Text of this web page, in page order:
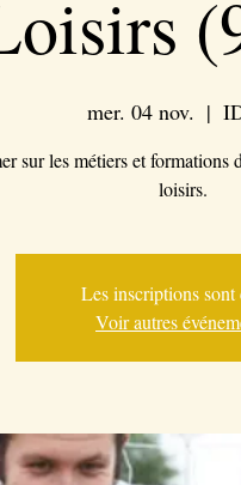
mer. 04 nov.
  |
sur les métiers et formations
loisirs.
Les inscriptions sont
Voir autres